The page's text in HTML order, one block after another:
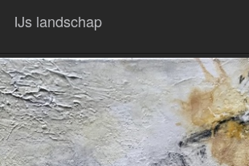
IJs landschap